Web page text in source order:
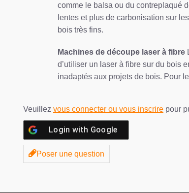
comme le balsa ou du contreplaqué
lentes et plus de carbonisation sur
bois très fins.
Machines de découpe laser à fibre
d’utiliser un laser à fibre sur du bois
inadaptés aux projets de bois. Pour
Veuillez vous connecter ou vous inscrire pour
Login with Google
Poser une question